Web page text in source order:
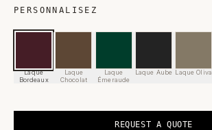
PERSONNALISEZ
Laque
Bordeaux
Laque
Chocolat
Laque
Émeraude
Laque Aube Laque Oliva
REQUEST A QUOTE